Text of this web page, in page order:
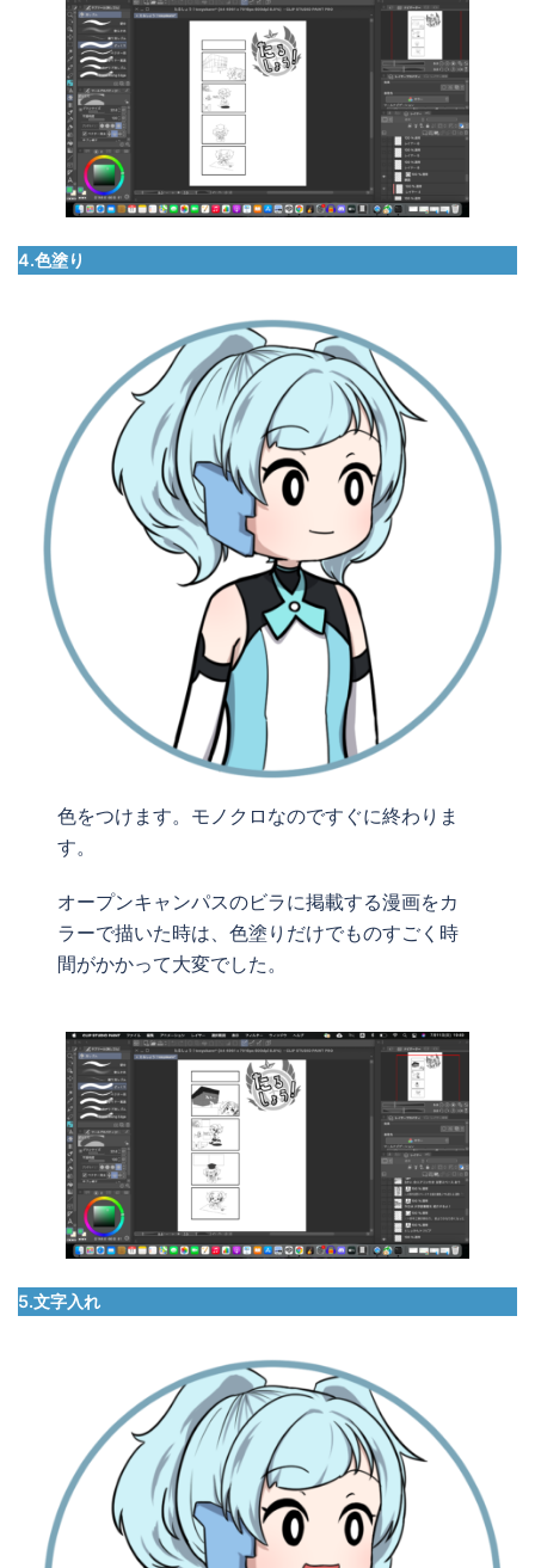
4.色塗り
色をつけます。モノクロなのですぐに終わりま
す。
オープンキャンパスのビラに掲載する漫画をカ
ラーで描いた時は、色塗りだけでものすごく時
間がかかって大変でした。
5.文字入れ